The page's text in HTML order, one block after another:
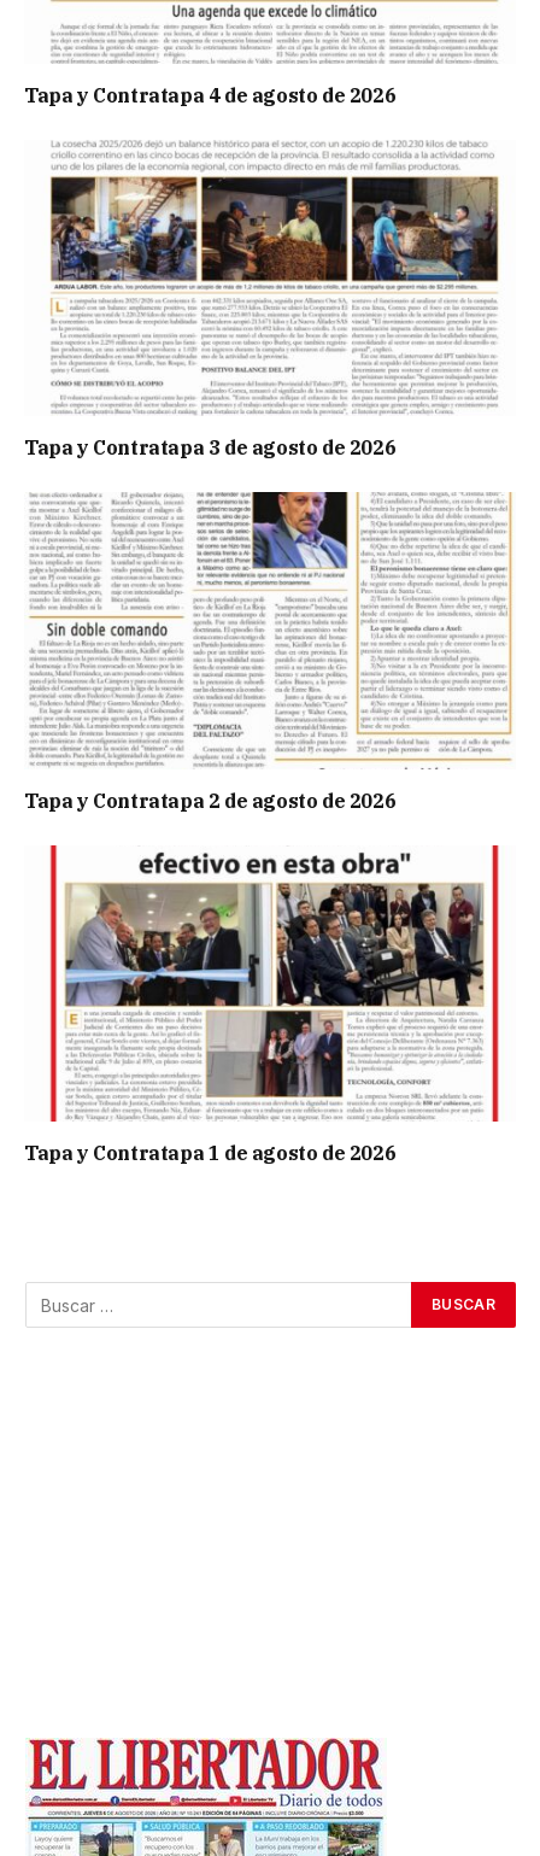
Tapa y Contratapa 4 de agosto de 2026
Tapa y Contratapa 3 de agosto de 2026
Tapa y Contratapa 2 de agosto de 2026
Tapa y Contratapa 1 de agosto de 2026